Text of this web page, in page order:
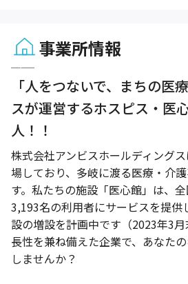
事業所情報
「人をつないで、まちの医
スが運営するホスピス・医
人！！
株式会社アンビスホールディング
場しており、多岐に渡る医療・介
す。私たちの施設「医心館」は、全
3,193名の利用者にサービスを提供
設の増設を計画中です（2023年3
長性を兼ね備えた企業で、あなた
しませんか？